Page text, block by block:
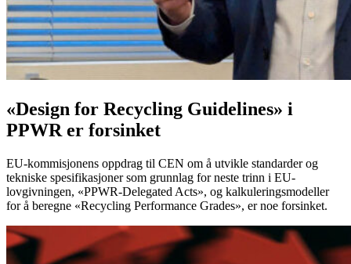
«Design for Recycling Guidelines» i
PPWR er forsinket
EU-kommisjonens oppdrag til CEN om å utvikle standarder og
tekniske spesifikasjoner som grunnlag for neste trinn i EU-
lovgivningen, «PPWR-Delegated Acts», og kalkuleringsmodeller
for å beregne «Recycling Performance Grades», er noe forsinket.